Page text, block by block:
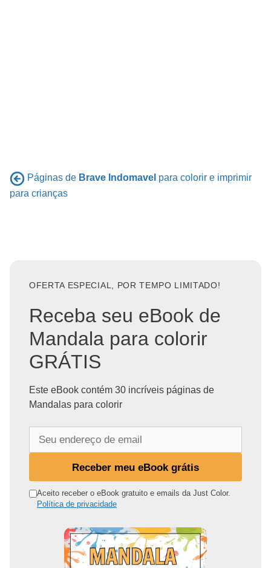
Páginas de Brave Indomavel para colorir e imprimir
para crianças
OFERTA ESPECIAL, POR TEMPO LIMITADO!
Receba seu eBook de
Mandala para colorir
GRÁTIS
Este eBook contém 30 incríveis páginas de
Mandalas para colorir
n
Receber meu eBook grátis
Aceito receber o eBook gratuito e emails da Just Color.
Política de privacidade